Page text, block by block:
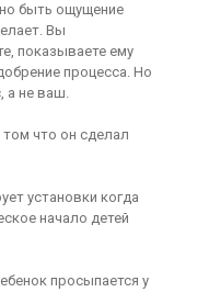
быть ощущение
Вы
показываете ему
процесса. Но
а не ваш.
что он сделал
установки когда
начало детей
просыпается у